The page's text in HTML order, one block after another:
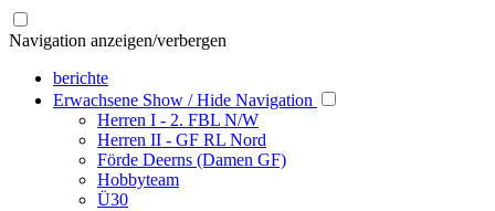
Navigation anzeigen/verbergen
berichte
Erwachsene Show / Hide Navigation
Herren I - 2. FBL N/W
Herren II - GF RL Nord
Förde Deerns (Damen GF)
Hobbyteam
Ü30